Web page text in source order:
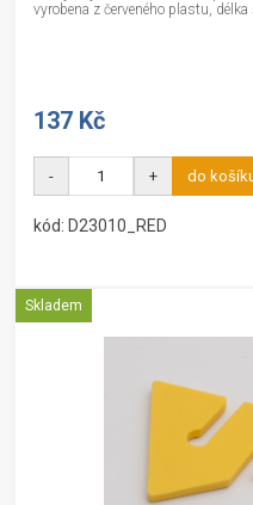
vyrobena z červeného plastu, délka
137 Kč
- + do
kód: D23010_RED
Skladem